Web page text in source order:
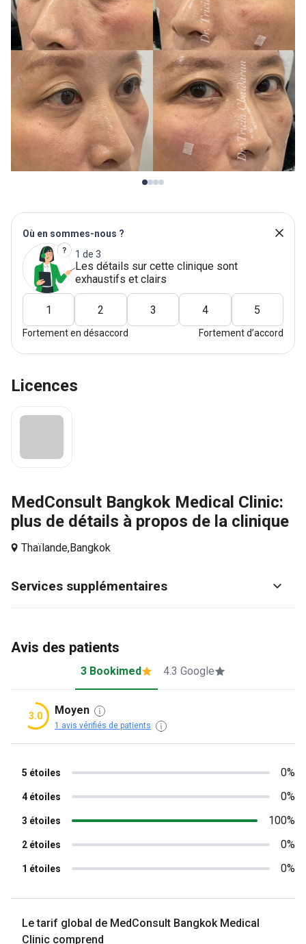
Où en sommes-nous ?
1 de 3
Les détails sur cette clinique sont
exhaustifs et clairs
1 2 3 4 5
Fortement en désaccord Fortement d’accord
Licences
MedConsult Bangkok Medical Clinic:
plus de détails à propos de la clinique
Thaïlande,Bangkok
Services supplémentaires
Avis des patients
3 Bookimed 4.3 Google
3.0 Moyen
1 avis vérifiés de patients
1 étoiles 0%
2 étoiles 0%
3 étoiles 100%
4 étoiles 0%
5 étoiles 0%
Le tarif global de MedConsult Bangkok Medical
Clinic comprend